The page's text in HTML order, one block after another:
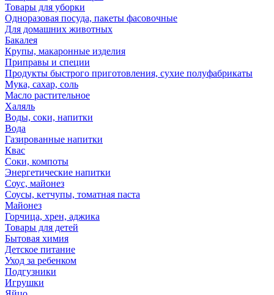
Товары для уборки
Одноразовая посуда, пакеты фасовочные
Для домашних животных
Бакалея
Крупы, макаронные изделия
Приправы и специи
Продукты быстрого приготовления, сухие полуфабрикаты
Мука, сахар, соль
Масло растительное
Халяль
Воды, соки, напитки
Вода
Газированные напитки
Квас
Соки, компоты
Энергетические напитки
Соус, майонез
Соусы, кетчупы, томатная паста
Майонез
Горчица, хрен, аджика
Товары для детей
Бытовая химия
Детское питание
Уход за ребенком
Подгузники
Игрушки